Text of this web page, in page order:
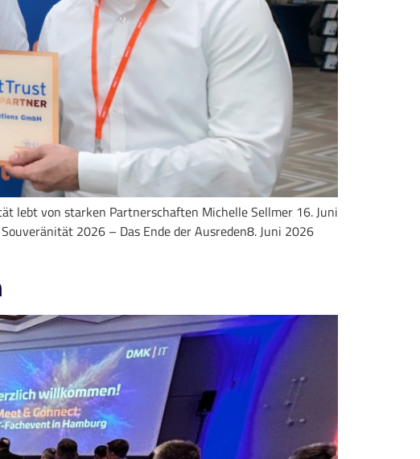
lebt von starken Partnerschaften Michelle Sellmer 16. Juni
2026 – Das Ende der Ausreden8. Juni 2026